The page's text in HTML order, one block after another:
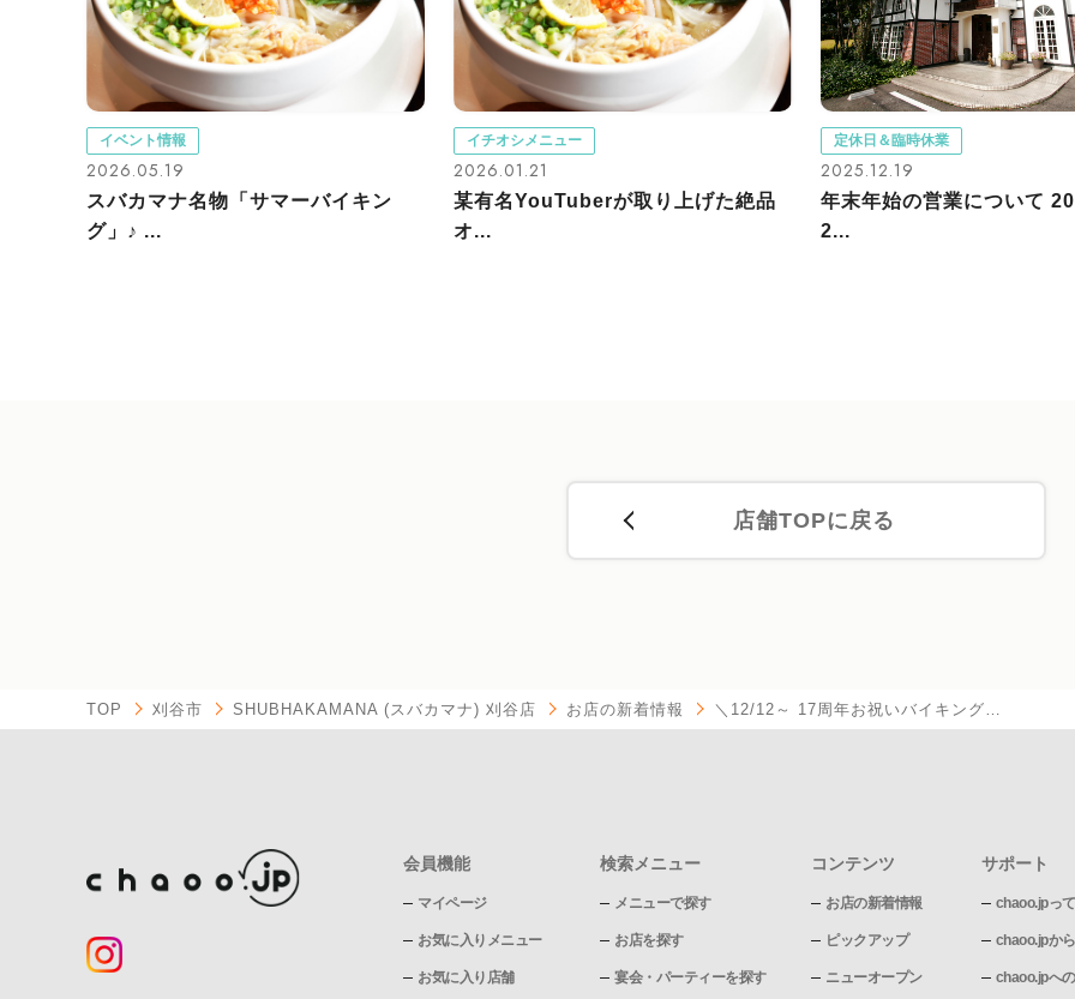
イベント情報
2026.05.19
スバカマナ名物「サマーバイキン
グ」♪ ...
イチオシメニュー
2026.01.21
某有名YouTuberが取り上げた絶品
オ...
定休日＆臨時休業
2025.12.19
年末年始の営業について
2...
店舗TOPに戻る
TOP 刈谷市 SHUBHAKAMANA (スバカマナ) 刈谷店 お店の新着情報 ＼12/12～ 17周年お祝いバイキング…
会員機能
マイページ
お気に入りメニュー
お気に入り店舗
検索メニュー
メニューで探す
お店を探す
宴会・パーティーを探す
コンテンツ
お店の新着情報
ピックアップ
ニューオープン
サポート
chaoo.jpっ
chaoo.jpか
chaoo.jpへ